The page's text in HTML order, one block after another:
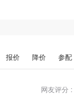
参配
降价
报价
网友评分 :